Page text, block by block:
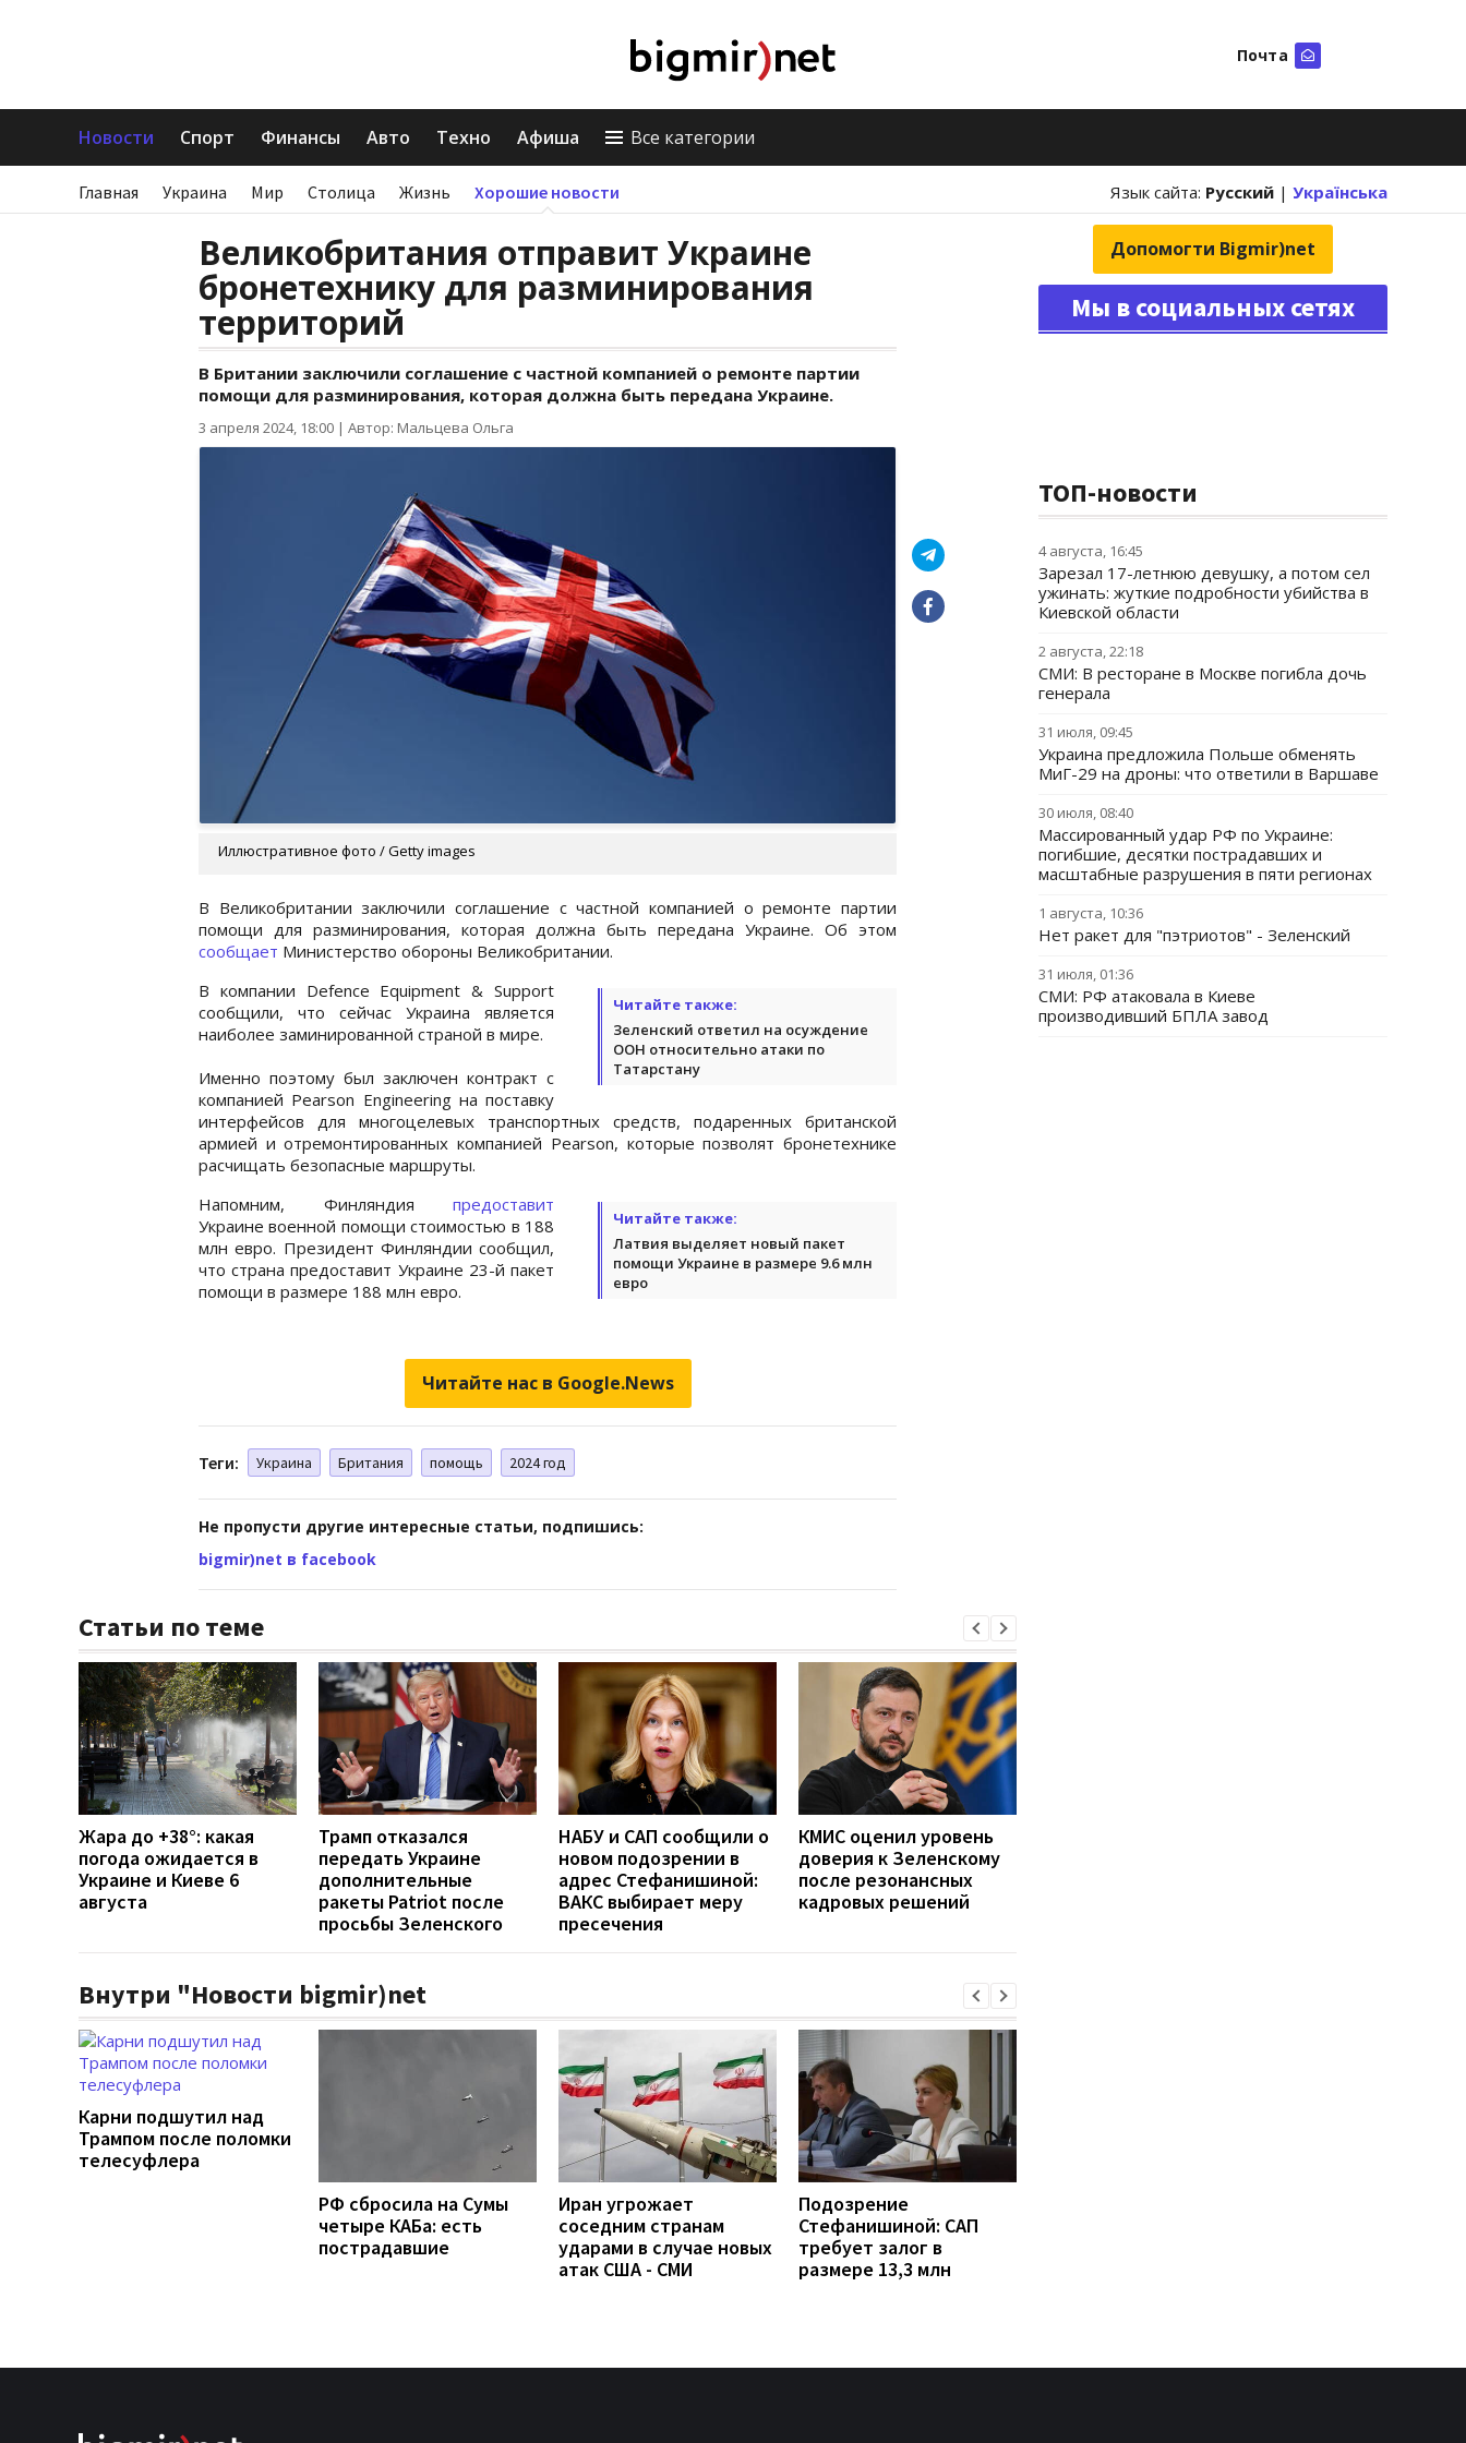
Почта
Новости Спорт Финансы Авто Техно Афиша Все категории
Главная Украина Мир Столица Жизнь Хорошие новости Язык сайта: Русский | Українська
Великобритания отправит Украине
бронетехнику для разминирования
территорий
В Британии заключили соглашение с частной компанией о ремонте партии
помощи для разминирования, которая должна быть передана Украине.
3 апреля 2024, 18:00 | Автор: Мальцева Ольга
Иллюстративное фото / Getty images
В Великобритании заключили соглашение с частной компанией о ремонте партии
помощи для разминирования, которая должна быть передана Украине. Об этом
сообщает Министерство обороны Великобритании.
Читайте также:
Зеленский ответил на осуждение
ООН относительно атаки по
Татарстану
В компании Defence Equipment & Support
сообщили, что сейчас Украина является
наиболее заминированной страной в мире.
Именно поэтому был заключен контракт с
компанией Pearson Engineering на поставку
интерфейсов для многоцелевых транспортных средств, подаренных британской
армией и отремонтированных компанией Pearson, которые позволят бронетехнике
расчищать безопасные маршруты.
Читайте также:
Латвия выделяет новый пакет
помощи Украине в размере 9.6 млн
евро
Напомним, Финляндия предоставит
Украине военной помощи стоимостью в 188
млн евро. Президент Финляндии сообщил,
что страна предоставит Украине 23-й пакет
помощи в размере 188 млн евро.
Читайте нас в Google.News
Теги: Украина Британия помощь 2024 год
Не пропусти другие интересные статьи, подпишись:
bigmir)net в facebook
Статьи по теме
Жара до +38°: какая
погода ожидается в
Украине и Киеве 6
августа
Трамп отказался
передать Украине
дополнительные
ракеты Patriot после
просьбы Зеленского
НАБУ и САП сообщили о
новом подозрении в
адрес Стефанишиной:
ВАКС выбирает меру
пресечения
КМИС оценил уровень
доверия к Зеленскому
после резонансных
кадровых решений
Внутри "Новости bigmir)net
Карни подшутил над
Трампом после поломки
телесуфлера
РФ сбросила на Сумы
четыре КАБа: есть
пострадавшие
Иран угрожает
соседним странам
ударами в случае новых
атак США - СМИ
Подозрение
Стефанишиной: САП
требует залог в
размере 13,3 млн
Допомогти Bigmir)net
Мы в социальных сетях
ТОП-новости
4 августа, 16:45
Зарезал 17-летнюю девушку, а потом сел
ужинать: жуткие подробности убийства в
Киевской области
2 августа, 22:18
СМИ: В ресторане в Москве погибла дочь
генерала
31 июля, 09:45
Украина предложила Польше обменять
МиГ-29 на дроны: что ответили в Варшаве
30 июля, 08:40
Массированный удар РФ по Украине:
погибшие, десятки пострадавших и
масштабные разрушения в пяти регионах
1 августа, 10:36
Нет ракет для "пэтриотов" - Зеленский
31 июля, 01:36
СМИ: РФ атаковала в Киеве
производивший БПЛА завод